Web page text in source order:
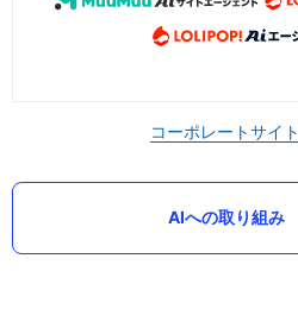
コーポレートサイト
AIへの取り組み